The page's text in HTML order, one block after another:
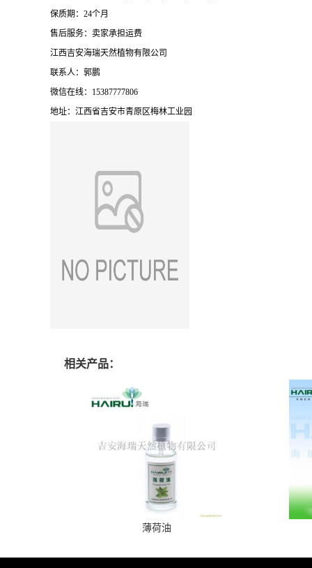
保质期：24个月
售后服务：卖家承担运费
江西吉安海瑞天然植物有限公司
联系人：郭鹏
微信在线：15387777806
地址：江西省吉安市青原区梅林工业园
相关产品：
薄荷油